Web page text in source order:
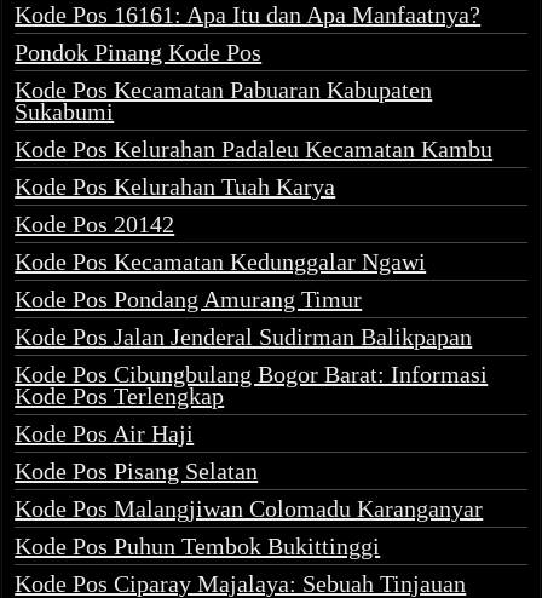
Kode Pos 16161: Apa Itu dan Apa Manfaatnya?
Pondok Pinang Kode Pos
Kode Pos Kecamatan Pabuaran Kabupaten
Sukabumi
Kode Pos Kelurahan Padaleu Kecamatan Kambu
Kode Pos Kelurahan Tuah Karya
Kode Pos 20142
Kode Pos Kecamatan Kedunggalar Ngawi
Kode Pos Pondang Amurang Timur
Kode Pos Jalan Jenderal Sudirman Balikpapan
Kode Pos Cibungbulang Bogor Barat: Informasi
Kode Pos Terlengkap
Kode Pos Air Haji
Kode Pos Pisang Selatan
Kode Pos Malangjiwan Colomadu Karanganyar
Kode Pos Puhun Tembok Bukittinggi
Kode Pos Ciparay Majalaya: Sebuah Tinjauan